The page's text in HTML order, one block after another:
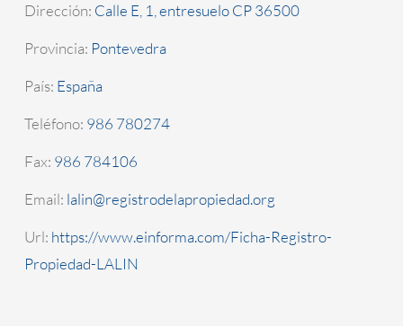
Dirección: Calle E, 1, entresuelo CP 36500
Provincia: Pontevedra
País: España
Teléfono: 986 780274
Fax: 986 784106
Email: lalin@registrodelapropiedad.org
Url: https://www.einforma.com/Ficha-Registro-
Propiedad-LALIN